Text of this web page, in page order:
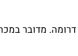
משרד התחבורה פרסם מכרז נוסף